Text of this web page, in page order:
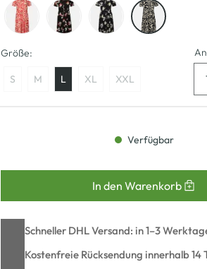
Größe:
S M L XL XXL
Verfügbar
In den Warenkorb
Schneller DHL Versand: in 1–3
Kostenfreie Rücksendung innerhalb 14